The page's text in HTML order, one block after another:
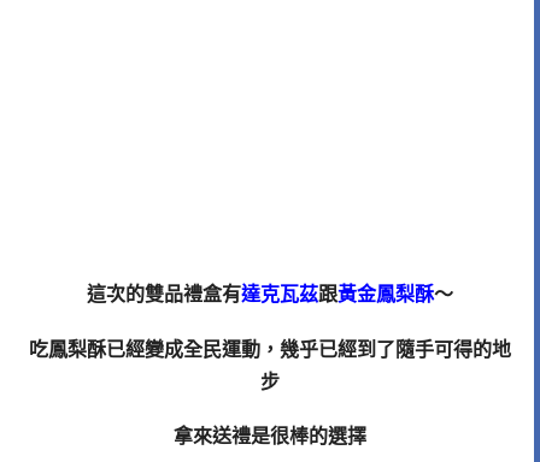
這次的雙品禮盒有達克瓦茲跟黃金鳳梨酥～
吃鳳梨酥已經變成全民運動，幾乎已經到了隨手可得的地
步
拿來送禮是很棒的選擇